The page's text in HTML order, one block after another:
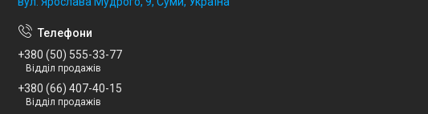
+380 (50) 555-33-77
Відділ продажів
+380 (66) 407-40-15
Відділ продажів